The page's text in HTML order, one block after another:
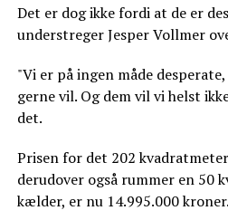
Det er dog ikke fordi at de er
understreger Jesper Vollmer
"Vi er på ingen måde
gerne vil. Og dem vil vi helst
det.
Prisen for det 202
derudover også rummer en 50
kælder, er nu 14.995.000 kroner.